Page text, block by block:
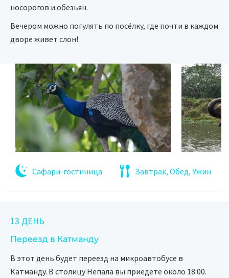
носорогов и обезьян.
Вечером можно погулять по посёлку, где почти в каждом
дворе живет слон!
Сафари-гостиница Завтрак, Обед, Ужин
13 ДЕНЬ
Переезд в Катманду
В этот день будет переезд на микроавтобусе в
Катманду. В столицу Непала вы приедете около 18:00.